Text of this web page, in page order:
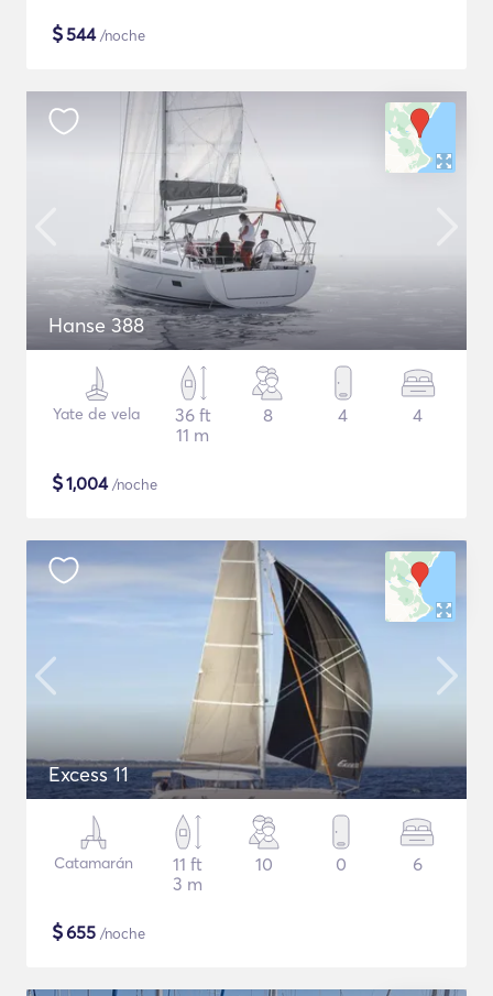
$544/noche
Hanse 388
Yate de vela
36 ft
11 m
8 4 4
$1,004/noche
Excess 11
Catamarán
11 ft
3 m
10 0 6
$655 /noche